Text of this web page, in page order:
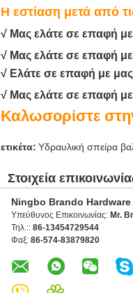
Η εστίαση μετά από
√ Μας ελάτε σε επαφή με
√ Μας ελάτε σε επαφή
√ Ελάτε σε επαφή με
√ Μας ελάτε σε επαφή
Καλωσορίστε
ετικέτα: Υδραυλική σπείρα
Στοιχεία
Ningbo Brando
Υπεύθυνος Επικοινωνίας: Mr.
Τηλ.:: 86-13454729544
Φαξ: 86-574-83879820